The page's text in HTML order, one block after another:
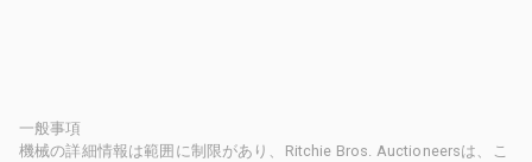
一般事項
機械の詳細情報は範囲に制限があり、Ritchie Bros. Auctioneersは、こ